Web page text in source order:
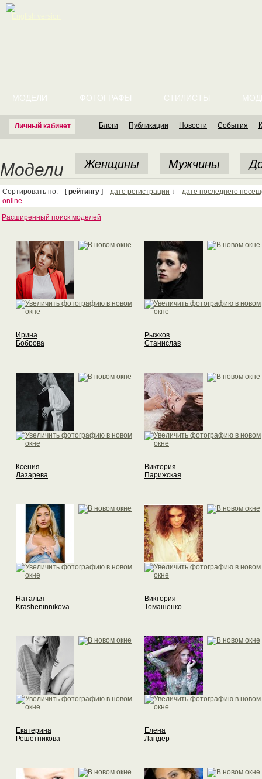
Личный кабинет
МОДЕЛИ ФОТОГРАФЫ СТИЛИСТЫ
Блоги Публикации Новости События
Модели Женщины Мужчины
Сортировать по: [рейтингу ] дате регистрации ↓ дате последнего
online
Расширенный поиск моделей
Ирина
Боброва
Рыжков
Станислав
Ксения
Лазарева
Виктория
Парижская
Наталья
Krasheninnikova
Виктория
Томашенко
Екатерина
Решетникова
Елена
Ландер